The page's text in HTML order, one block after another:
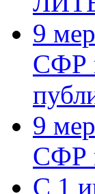
9
СФР
9
СФР
С 1